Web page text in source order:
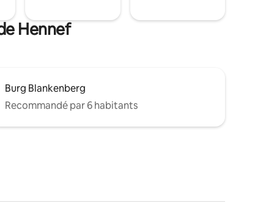
Hennef
Burg Blankenberg
Recommandé par 6 habitants